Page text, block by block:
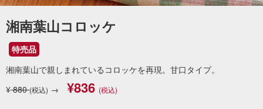
湘南葉山コロッケ
特売品
湘南葉山で親しまれているコロッケを再現。甘口タイプ。
¥880(税込) → ¥836 (税込)